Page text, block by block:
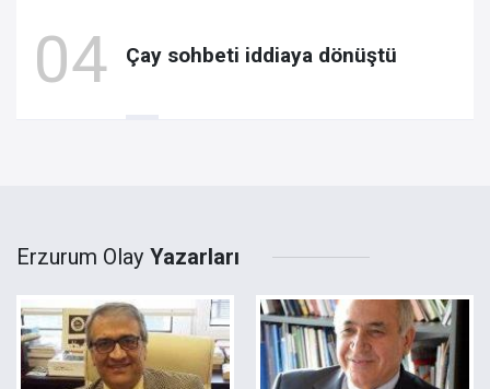
Çay sohbeti iddiaya dönüştü
Erzurum Olay Yazarları